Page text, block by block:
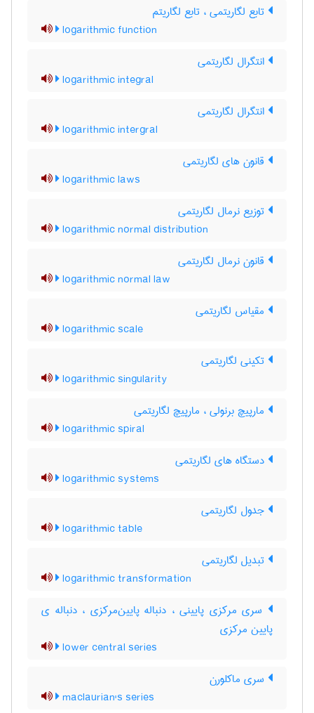
تابع لگاریتمی ، تابع لگاریتم
logarithmic function
انتگرال لگاریتمی
logarithmic integral
انتگرال لگاریتمی
logarithmic intergral
قانون های لگاریتمی
logarithmic laws
توزیع نرمال لگاریتمی
logarithmic normal distribution
قانون نرمال لگاریتمی
logarithmic normal law
مقیاس لگاریتمی
logarithmic scale
تکینی لگاریتمی
logarithmic singularity
مارپیچ برنولی ، مارپیچ لگاریتمی
logarithmic spiral
دستگاه های لگاریتمی
logarithmic systems
جدول لگاریتمی
logarithmic table
تبدیل لگاریتمی
logarithmic transformation
سری مرکزی پایینی ، دنباله پایین‌مرکزی ، دنباله ی
پایین مرکزی
lower central series
سری ماکلورن
maclaurian's series